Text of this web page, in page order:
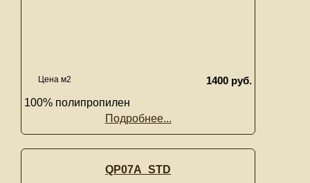
Цена м2
1400 руб.
100% полипропилен
Подробнее...
QP07A_STD